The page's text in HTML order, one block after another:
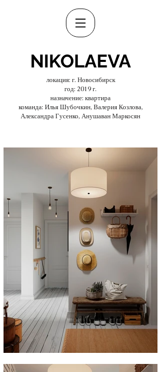
NIKOLAEVA
локация: г. Новосибирск
год: 2019 г.
назначение: квартира
команда: Илья Шубочкин, Валерия Козлова,
Александра Гусенко, Анушаван Маркосян